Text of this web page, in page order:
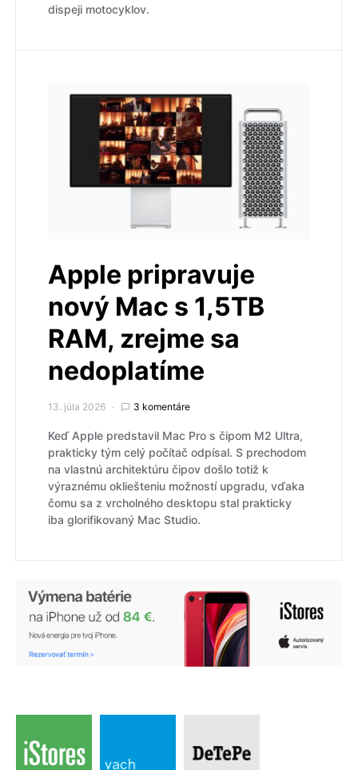
dispeji motocyklov.
Apple pripravuje
nový Mac s 1,5TB
RAM, zrejme sa
nedoplatíme
13. júla 2026 3 komentáre
Keď Apple predstavil Mac Pro s čipom M2 Ultra,
prakticky tým celý počítač odpísal. S prechodom
na vlastnú architektúru čipov došlo totiž k
výraznému okliešteniu možností upgradu, vďaka
čomu sa z vrcholného desktopu stal prakticky
iba glorifikovaný Mac Studio.